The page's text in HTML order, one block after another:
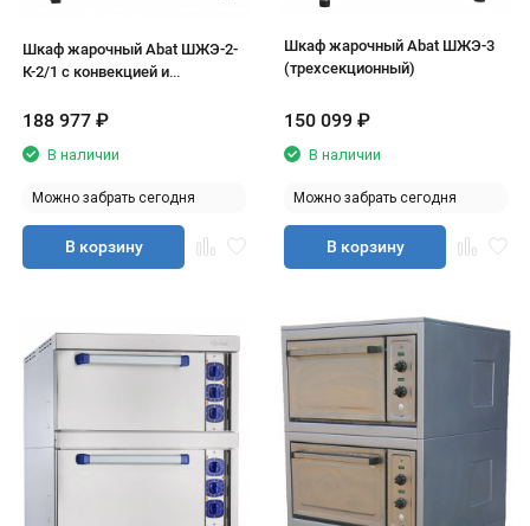
Шкаф жарочный Abat ШЖЭ-2-
К-2/1 с конвекцией и
(двухсекционный)
188 977 ₽
В наличии
Можно забрать сегодня
В корзину
Шкаф жарочный Abat ШЖЭ-3
(трехсекционный)
150 099 ₽
В наличии
Можно забрать сегодня
В корзину